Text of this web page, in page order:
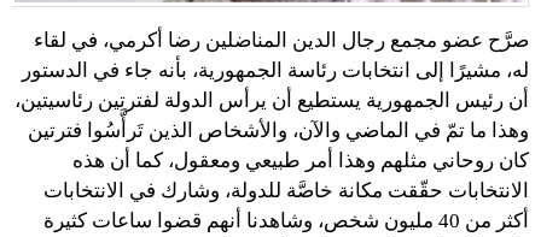
صرَّح عضو مجمع رجال الدين المناضلين رضا أكرمي، في لقاء
له، مشيرًا إلى انتخابات رئاسة الجمهورية، بأنه جاء في الدستور
أن رئيس الجمهورية يستطيع أن يرأس الدولة لفترتين رئاسيتين،
وهذا ما تمّ في الماضي والآن، والأشخاص الذين تَرأَّسُوا فترتين
كان روحاني مثلهم وهذا أمر طبيعي ومعقول، كما أن هذه
الانتخابات حقّقت مكانة خاصَّة للدولة، وشارك في الانتخابات
أكثر من 40 مليون شخص، وشاهدنا أنهم قضوا ساعات كثيرة